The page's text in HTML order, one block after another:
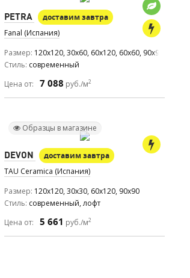
PETRA
доставим завтра
Fanal (Испания)
Размер 120x120, 30x60, 60x120, 60x60, 90x90
Стиль современный
Цена от:
7 088 руб./м2
Образцы в магазине
DEVON
доставим завтра
TAU Ceramica (Испания)
Размер 120x120, 30x30, 60x120, 90x90
Стиль современный, лофт
Цена от:
5 661 руб./м2